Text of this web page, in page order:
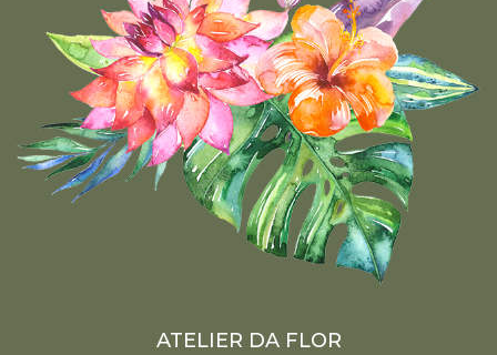
ATELIER DA FLOR